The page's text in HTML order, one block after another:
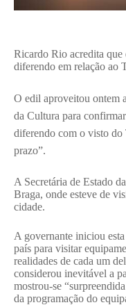
Ricardo Rio acredita
diferendo em relação ao
O edil aproveitou ontem
da Cultura para
diferendo com o visto do
prazo”.
A Secretária de Estado
Braga, onde esteve de
cidade.
A governante iniciou
país para visitar
realidades de cada um
considerou inevitável a
mostrou-se
da programação do